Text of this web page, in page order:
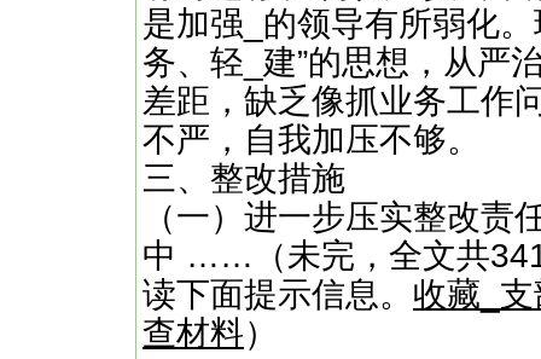
是加强_的领导有所弱化
务、轻_建”的思想，从严
差距，缺乏像抓业务工作
不严，自我加压不够。
三、整改措施
（一）进一步压实整改责
中 ……（未完，全文共
读下面提示信息。 收藏_
查材料）